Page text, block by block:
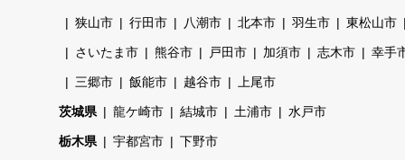
狭山市 行田市 八潮市 北本市 羽生市 東松山市
さいたま市 熊谷市 戸田市 加須市 志木市 幸手
三郷市 飯能市 越谷市 上尾市
茨城県 龍ケ崎市 結城市 土浦市 水戸市
栃木県 宇都宮市 下野市